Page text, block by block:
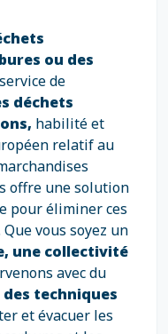
ou des
de
déchets
habilité et
relatif au
offre une solution
pour éliminer ces
vous soyez un
une collectivité
avec du
techniques
et évacuer les